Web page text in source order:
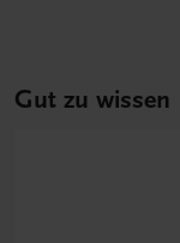
Gut zu wissen